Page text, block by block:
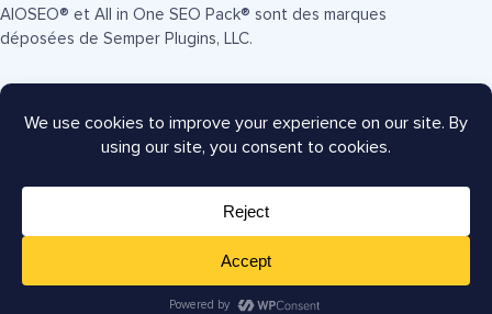
AIOSEO® et All in One SEO Pack® sont des marques
déposées de Semper Plugins, LLC.
Conditions d'utilisation
Divulgation FTC
Plan du site Coupon AIOSEO